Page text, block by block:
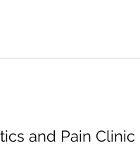
and Pain Clinic